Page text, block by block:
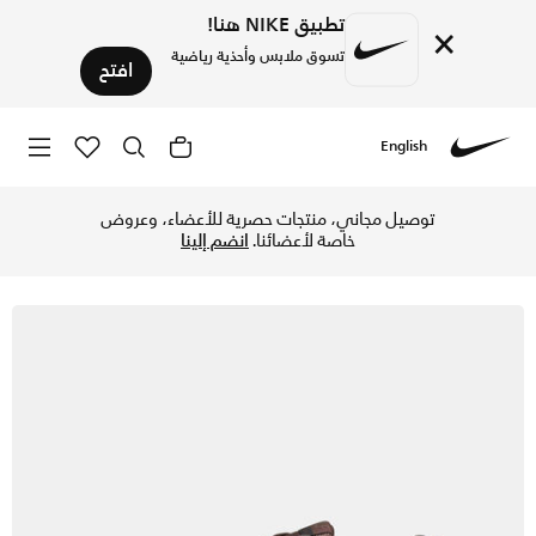
× تطبيق NIKE هنا!
تسوق ملابس وأحذية رياضية افتح
English
توصيل مجاني، منتجات حصرية للأعضاء، وعروض
خاصة لأعضائنا.انضم إلينا